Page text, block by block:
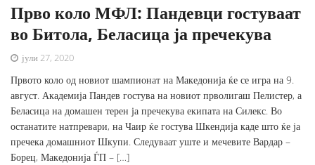
Прво коло МФЛ: Пандевци гостуваат
во Битола, Беласица ја пречекува
јули 27, 2020
Првото коло од новиот шампионат на Македонија ќе се игра на 9.
август. Академија Пандев гостува на новиот прволигаш Пелистер, а
Беласица на домашен терен ја пречекува екипата на Силекс. Во
останатите натпревари, на Чаир ќе гостува Шкендија каде што ќе ја
пречека домашниот Шкупи. Следуваат уште и мечевите Вардар –
Борец, Македонија ЃП – […]